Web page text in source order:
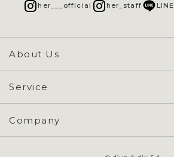
About Us
Concept & Overview
Service
会員登録 / ログイン
ご利用ガイド
Company
her___official her_staff LINE